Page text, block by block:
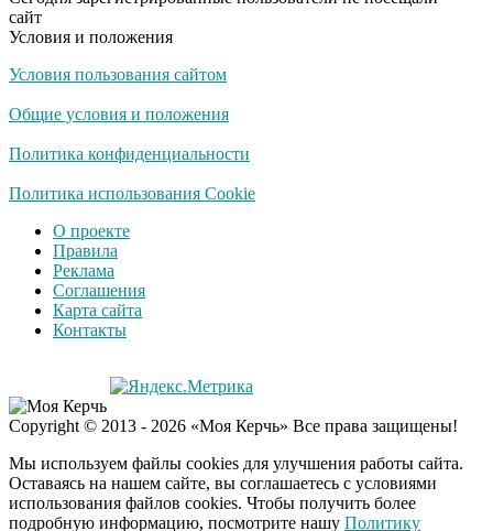
не раз
Ролик из Омска: вы
Публичный удар
это настоящий вызов
сайт
Условия и положения
Условия пользования сайтом
Общие условия и положения
Политика конфиденциальности
Политика использования Cookie
О проекте
Правила
Реклама
Соглашения
Карта сайта
Контакты
Copyright © 2013 - 2026 «Моя Керчь» Все права защищены!
Мы используем файлы cookies для улучшения работы сайта.
Оставаясь на нашем сайте, вы соглашаетесь с условиями
использования файлов cookies. Чтобы получить более
подробную информацию, посмотрите нашу Политику